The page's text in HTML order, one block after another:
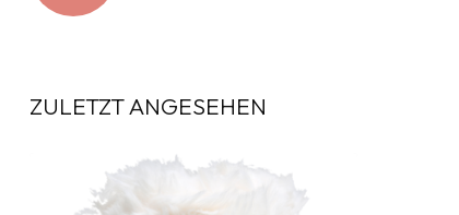
ZULETZT ANGESEHEN